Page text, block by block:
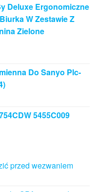
Deluxe Ergonomiczne
W Zestawie Z
Zielone
Do Sanyo Plc-
5455C009
przed wezwaniem